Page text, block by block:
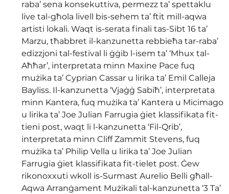
raba’ sena konsekuttiva, permezz ta’ spettaklu
live tal-għola livell bis-sehem ta’ ftit mill-aqwa
artisti lokali. Waqt is-serata finali tas-Sibt 16 ta’
Marzu, tħabbret il-kanzunetta rebbieħa tar-raba’
edizzjoni tal-festival li ġġib l-isem ta’ ‘Mhux tal-
Aħħar’, interpretata minn Maxine Pace fuq
mużika ta’ Cyprian Cassar u lirika ta’ Emil Calleja
Bayliss. Il-kanzunetta ‘Vjaġġ Sabiħ’, interpretata
minn Kantera, fuq mużika ta’ Kantera u Micimago
u lirika ta’ Joe Julian Farrugia ġiet klassifikata fit-
tieni post, waqt li l-kanzunetta ‘Fil-Qrib’,
interpretata minn Cliff Zammit Stevens, fuq
mużika ta’ Philip Vella u lirika ta’ Joe Julian
Farrugia ġiet klassifikata fit-tielet post. Ġew
rikonoxxuti wkoll is-Surmast Aurelio Belli għall-
Aqwa Arranġament Mużikali tal-kanzunetta ‘3 Ta’